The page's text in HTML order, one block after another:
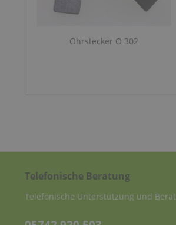
Ohrstecker O 302
Telefonische Beratung
Telefonische Unterstützung und